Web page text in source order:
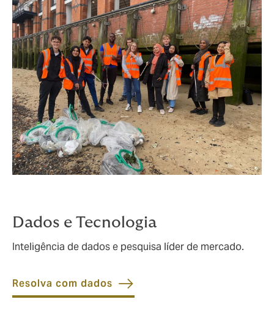
Dados e Tecnologia
Inteligência de dados e pesquisa líder de mercado.
Resolva com dados